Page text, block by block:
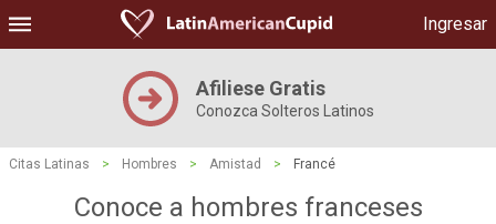
Ingresar
Afiliese Gratis
Conozca Solteros Latinos
Citas Latinas > Hombres > Amistad > Francé
Conoce a hombres franceses